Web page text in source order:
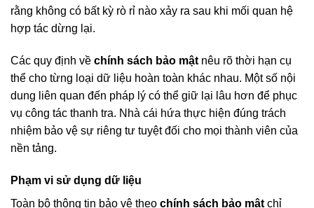
rằng không có bất kỳ rò rỉ nào xảy ra sau khi mối quan hệ
hợp tác dừng lại.
Các quy định về chính sách bảo mật nêu rõ thời hạn cụ
thể cho từng loại dữ liệu hoàn toàn khác nhau. Một số nội
dung liên quan đến pháp lý có thể giữ lại lâu hơn để phục
vụ công tác thanh tra. Nhà cái hứa thực hiện đúng trách
nhiệm bảo vệ sự riêng tư tuyệt đối cho mọi thành viên của
nền tảng.
Phạm vi sử dụng dữ liệu
Toàn bộ thông tin bảo vệ theo chính sách bảo mật chỉ